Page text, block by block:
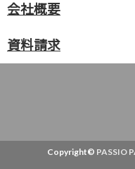
会社概要
資料請求
Copyright© PASSIO